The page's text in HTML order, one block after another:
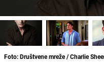
Foto: Društvene mreže / Charlie